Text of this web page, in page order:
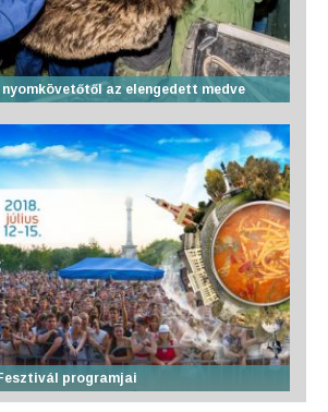
az elengedett medve
programjai